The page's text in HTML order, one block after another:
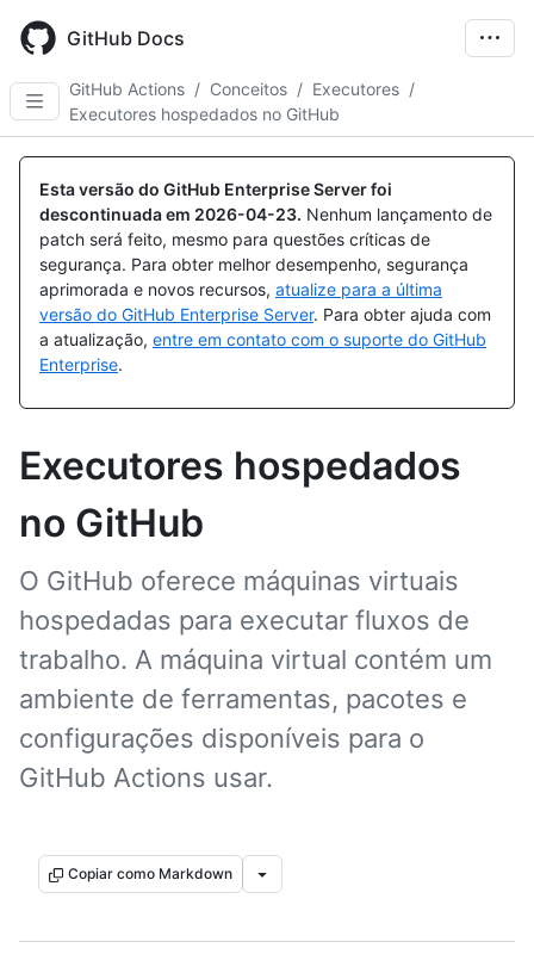
main
content
GitHub Docs
GitHub Actions / Conceitos / Executores /
Executores hospedados no GitHub
Esta versão do GitHub Enterprise Server foi
descontinuada em 2026-04-23. Nenhum lançamento de
patch será feito, mesmo para questões críticas de
segurança. Para obter melhor desempenho, segurança
aprimorada e novos recursos, atualize para a última
versão do GitHub Enterprise Server. Para obter ajuda com
a atualização, entre em contato com o suporte do GitHub
Enterprise.
Executores hospedados
no GitHub
O GitHub oferece máquinas virtuais
hospedadas para executar fluxos de
trabalho. A máquina virtual contém um
ambiente de ferramentas, pacotes e
configurações disponíveis para o
GitHub Actions usar.
Copiar como Markdown